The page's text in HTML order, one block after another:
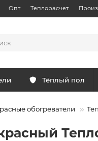
Опт Теплорасчет
Тёплый пол
обогреватели